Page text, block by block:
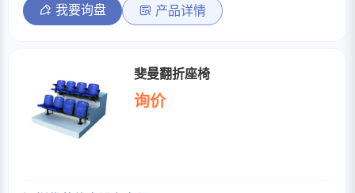
我要询盘 产品详情
斐曼翻折座椅
询价